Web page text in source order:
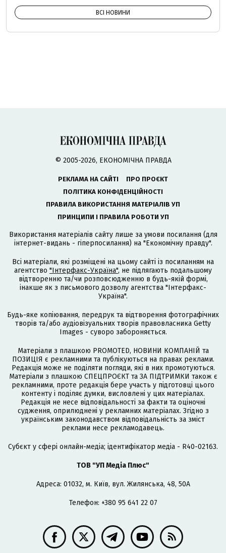
ВСІ НОВИНИ
© 2005-2026, ЕКОНОМІЧНА ПРАВДА
РЕКЛАМА НА САЙТІ
ПРО ПРОЄКТ
ПОЛІТИКА КОНФІДЕНЦІЙНОСТІ
ПРАВИЛА ВИКОРИСТАННЯ МАТЕРІАЛІВ УП
ПРИНЦИПИ І ПРАВИЛА РОБОТИ УП
Використання матеріалів сайту лише за умови посилання (для
інтернет-видань - гіперпосилання) на "Економічну правду".
Всі матеріали, які розміщені на цьому сайті із посиланням на
агентство "Інтерфакс-Україна", не підлягають подальшому
відтворенню та/чи розповсюдженню в будь-якій формі,
інакше як з письмового дозволу агентства "Інтерфакс-
Україна".
Будь-яке копіювання, передрук та відтворення фотографічних
творів та/або аудіовізуальних творів правовласника Getty
Images - суворо забороняється.
Матеріали з плашкою PROMOTED, НОВИНИ КОМПАНІЙ та
ПОЗИЦІЯ є рекламними та публікуються на правах реклами.
Редакція може не поділяти погляди, які в них промотуються.
Матеріали з плашкою СПЕЦПРОЄКТ та ЗА ПІДТРИМКИ також є
рекламними, проте редакція бере участь у підготовці цього
контенту і поділяє думки, висловлені у цих матеріалах.
Редакція не несе відповідальності за факти та оціночні
судження, оприлюднені у рекламних матеріалах. Згідно з
українським законодавством відповідальність за зміст
реклами несе рекламодавець.
Cубєкт у сфері онлайн-медіа; ідентифікатор медіа - R40-02163.
ТОВ "УП Медіа Плюс"
Адреса: 01032, м. Київ, вул. Жилянська, 48, 50А
Телефон: +380 95 641 22 07